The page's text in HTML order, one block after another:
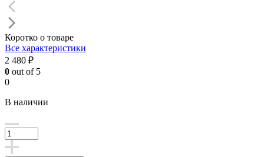
Коротко о товаре
Все характеристики
2 480 ₽
0 out of 5
0
В наличии